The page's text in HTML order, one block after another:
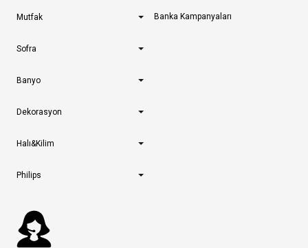
Mutfak
Sofra
Banyo
Dekorasyon
Halı&Kilim
Philips
Banka Kampanyaları